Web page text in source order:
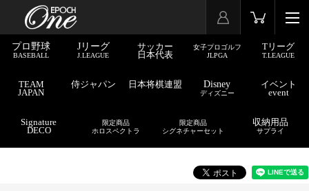
プロ野球
BASEBALL
Jリーグ
J.LEAGUE
サッカー
日本代表
女子プロゴルフ
JLPGA
Tリーグ
T.LEAGUE
TEAM
JAPAN
侍ジャパン 日本将棋連盟 Disney
ディズニー
イベント
event
Signature
DECO
限定商品
ホロスペクトラ
限定商品
シグネチャーセット
収納用品
サプライ